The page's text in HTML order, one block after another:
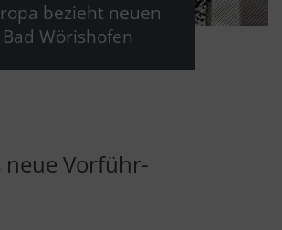
bezieht neuen
Wörishofen
Vorführ-